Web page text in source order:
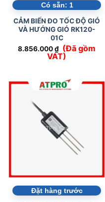
Có sẵn: 1
CẢM BIẾN ĐO TỐC ĐỘ GIÓ
VÀ HƯỚNG GIÓ RK120-
01C
8.856.000₫ (Đã gồm
VAT)
Đặt hàng trước